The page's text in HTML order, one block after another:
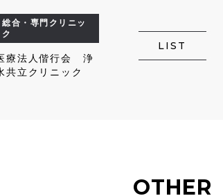
総合・専門クリニッ
ク
療法人偕行会 浄
共立クリニック
LIST
OTHER